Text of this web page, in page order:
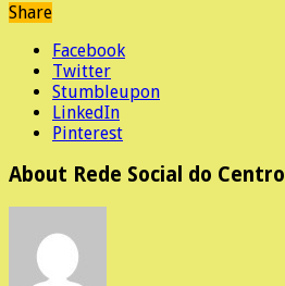
Share
Facebook
Twitter
Stumbleupon
LinkedIn
Pinterest
About Rede Social do Centro